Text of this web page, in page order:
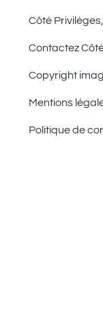
Côté
Contactez
Copyright
Mentions
Politique de